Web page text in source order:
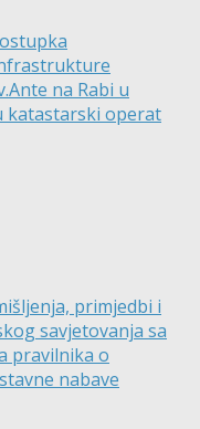
na Rabi u
katastarski operat
primjedbi i
savjetovanja sa
pravilnika o
nabave